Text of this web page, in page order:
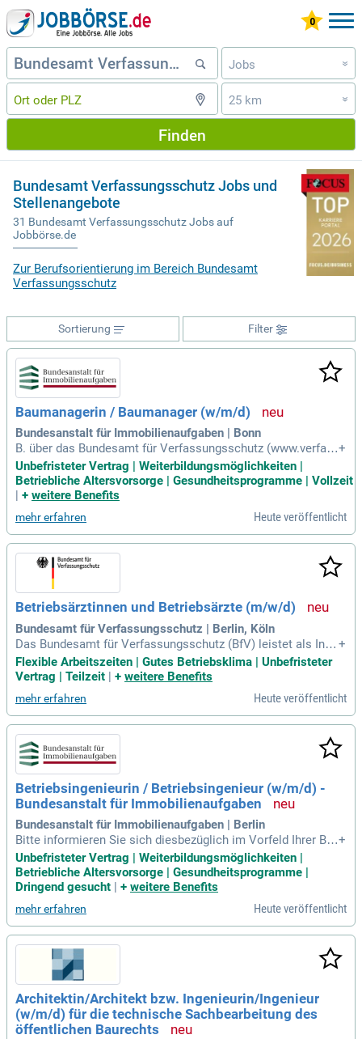
Jobs »
25 km »
Finden
Bundesamt Verfassungsschutz Jobs und
Stellenangebote
31 Bundesamt Verfassungsschutz Jobs auf
Jobbörse.de
Zur Berufsorientierung im Bereich Bundesamt
Verfassungsschutz
Filter
Sortierung
Baumanagerin / Baumanager (w/m/d)
Bundesanstalt für Immobilienaufgaben | Bonn
B. über das Bundesamt für Verfassungsschutz (www.verfas
sungsschutz.de).
+
Unbefristeter Vertrag | Weiterbildungsmöglichkeiten |
Betriebliche Altersvorsorge | Gesundheitsprogramme | Vollzeit
+ weitere Benefits
mehr erfahren Heute veröffentlicht
Betriebsärztinnen und Betriebsärzte (m/w/d)
Bundesamt für Verfassungsschutz | Berlin, Köln
Das Bundesamt für Verfassungsschutz (BfV) leistet als Inla
ndsnachrichtendienst der Bundesrepublik Deutschland eine
n wesentlichen Beitrag für die Sicherheit der Bürgerinnen un
d Bürger.
+
Flexible Arbeitszeiten | Gutes Betriebsklima | Unbefristeter
Vertrag | Teilzeit | + weitere Benefits
mehr erfahren Heute veröffentlicht
Betriebsingenieurin / Betriebsingenieur (w/m/d) -
Bundesanstalt für Immobilienaufgaben
Bundesanstalt für Immobilienaufgaben | Berlin
Bitte informieren Sie sich diesbezüglich im Vorfeld Ihrer Be
werbung bspw. über das Bundesamt für Verfassungsschutz
(www.verfassungsschutz.de). Was bieten wir?
+
Unbefristeter Vertrag | Weiterbildungsmöglichkeiten |
Betriebliche Altersvorsorge | Gesundheitsprogramme |
Dringend gesucht | + weitere Benefits
mehr erfahren Heute veröffentlicht
Architektin/Architekt bzw. Ingenieurin/Ingenieur
(w/m/d) für die technische Sachbearbeitung des
öffentlichen Baurechts